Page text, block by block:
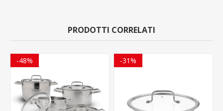
PRODOTTI CORRELATI
-48% -31%